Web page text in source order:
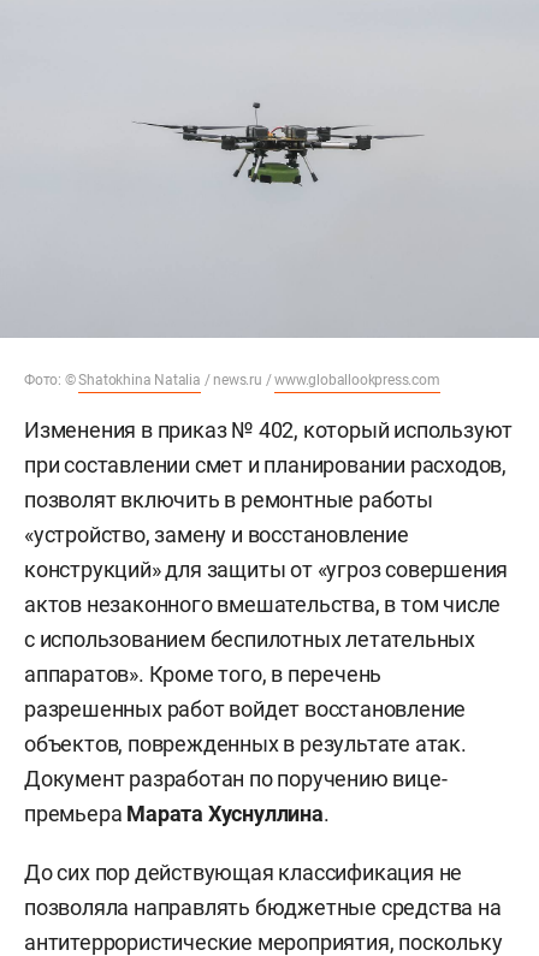
Фото: ©Shatokhina Natalia / news.ru /www.globallookpress.com
Изменения в приказ № 402, который используют
при составлении смет и планировании расходов,
позволят включить в ремонтные работы
«устройство, замену и восстановление
конструкций» для защиты от «угроз совершения
актов незаконного вмешательства, в том числе
с использованием беспилотных летательных
аппаратов». Кроме того, в перечень
разрешенных работ войдет восстановление
объектов, поврежденных в результате атак.
Документ разработан по поручению вице-
премьера Марата Хуснуллина.
До сих пор действующая классификация не
позволяла направлять бюджетные средства на
антитеррористические мероприятия, поскольку